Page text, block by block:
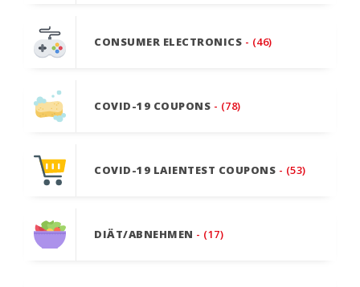
CONSUMER ELECTRONICS - (46)
COVID-19 COUPONS - (78)
COVID-19 LAIENTEST COUPONS - (53)
DIÄT/ABNEHMEN - (17)